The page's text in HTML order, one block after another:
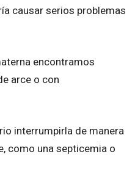
causar serios problemas
encontramos
arce o con
interrumpirla de manera
como una septicemia o